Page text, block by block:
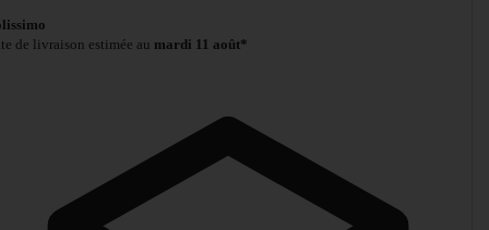
de livraison estimée au mardi 11 août*